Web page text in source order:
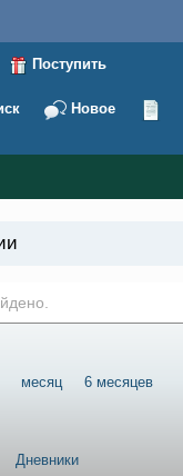
Поступить
Новое
месяц 6 месяцев
Дневники